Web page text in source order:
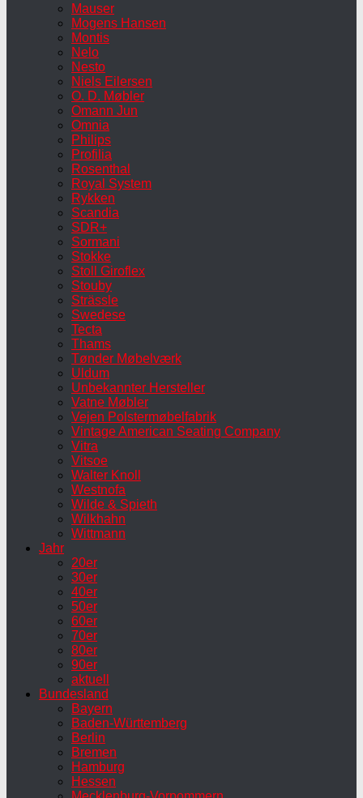
Mauser
Mogens Hansen
Montis
Nelo
Nesto
Niels Eilersen
O. D. Møbler
Omann Jun
Omnia
Philips
Profilia
Rosenthal
Royal System
Rykken
Scandia
SDR+
Sormani
Stokke
Stoll Giroflex
Stouby
Strässle
Swedese
Tecta
Thams
Tønder Møbelværk
Uldum
Unbekannter Hersteller
Vatne Møbler
Vejen Polstermøbelfabrik
Vintage American Seating Company
Vitra
Vitsoe
Walter Knoll
Westnofa
Wilde & Spieth
Wilkhahn
Wittmann
Jahr
20er
30er
40er
50er
60er
70er
80er
90er
aktuell
Bundesland
Bayern
Baden-Württemberg
Berlin
Bremen
Hamburg
Hessen